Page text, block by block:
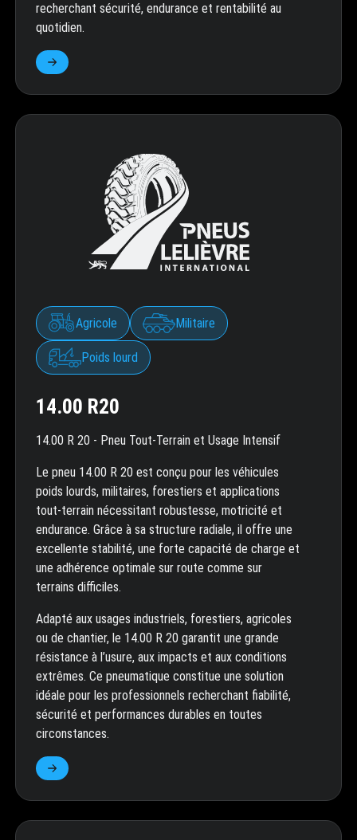
recherchant sécurité, endurance et rentabilité au
quotidien.
Agricole Militaire
Poids lourd
14.00 R20
14.00 R 20 - Pneu Tout-Terrain et Usage Intensif
Le pneu 14.00 R 20 est conçu pour les véhicules
poids lourds, militaires, forestiers et applications
tout-terrain nécessitant robustesse, motricité et
endurance. Grâce à sa structure radiale, il offre une
excellente stabilité, une forte capacité de charge et
une adhérence optimale sur route comme sur
terrains difficiles.
Adapté aux usages industriels, forestiers, agricoles
ou de chantier, le 14.00 R 20 garantit une grande
résistance à l’usure, aux impacts et aux conditions
extrêmes. Ce pneumatique constitue une solution
idéale pour les professionnels recherchant fiabilité,
sécurité et performances durables en toutes
circonstances.